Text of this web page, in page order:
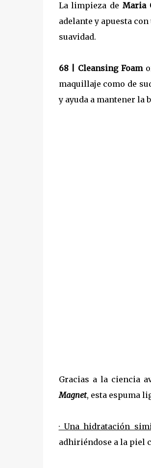
La limpieza deMaria
adelante y apuesta
suavidad.
68 | Cleansing Foam
maquillaje como de
y ayuda a mantener la
Gracias a la ciencia
Magnet, esta espuma
· Una hidratación
adhiriéndose a la piel